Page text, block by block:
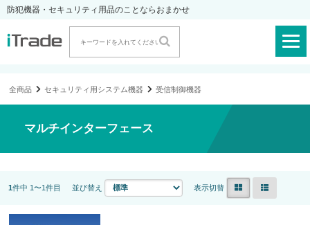
防犯機器・セキュリティ用品のことならおまかせ
全商品 セキュリティ用システム機器 受信制御機器
マルチインターフェース
1件中 1〜1件目 並び替え 表示切替